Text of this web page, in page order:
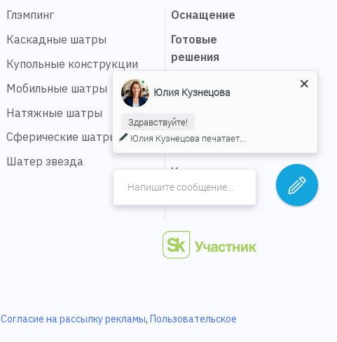
Глэмпинг
Каскадные шатры
Купольные конструкции
Мобильные шатры
Натяжные шатры
Сферические шатры
Шатер звезда
Оснащение
Готовые
решения
проекты
Сервис
О компании
Карьера
Контакты
Согласие на рассылку рекламы, Пользовательское
Юлия Кузнецова
Здравствуйте!
Юлия Кузнецова печатает...